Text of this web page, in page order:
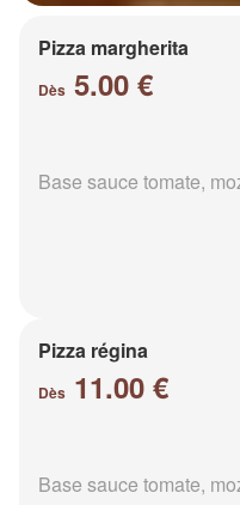
Pizza margherita
Dès 5.00 €
Base sauce tomate,
Pizza régina
Dès 11.00 €
Base sauce tomate,